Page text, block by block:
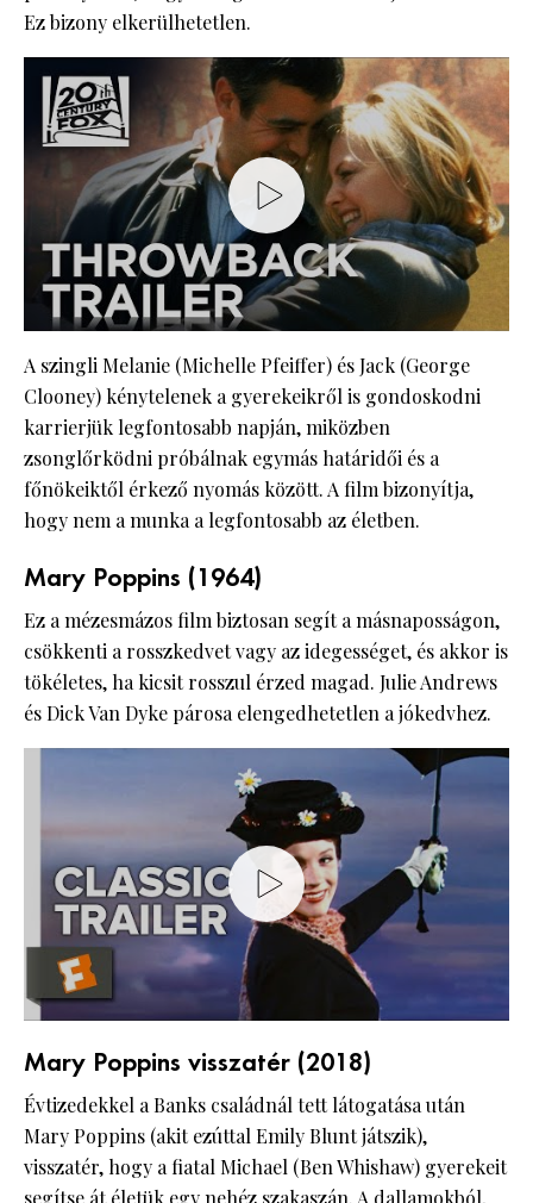
Ez bizony elkerülhetetlen.
A szingli Melanie (Michelle Pfeiffer) és Jack (George
Clooney) kénytelenek a gyerekeikről is gondoskodni
karrierjük legfontosabb napján, miközben
zsonglőrködni próbálnak egymás határidői és a
főnökeiktől érkező nyomás között. A film bizonyítja,
hogy nem a munka a legfontosabb az életben.
Mary Poppins (1964)
Ez a mézesmázos film biztosan segít a másnaposságon,
csökkenti a rosszkedvet vagy az idegességet, és akkor is
tökéletes, ha kicsit rosszul érzed magad. Julie Andrews
és Dick Van Dyke párosa elengedhetetlen a jókedvhez.
Mary Poppins visszatér (2018)
Évtizedekkel a Banks családnál tett látogatása után
Mary Poppins (akit ezúttal Emily Blunt játszik),
visszatér, hogy a fiatal Michael (Ben Whishaw) gyerekeit